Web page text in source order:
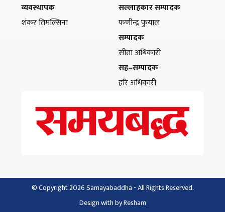
व्यवस्थापक
शंकर तिमल्सिना
सल्लाहकार सम्पादक
फणीन्द्र फुयाल
सम्पादक
सीता अधिकारी
सह–सम्पादक
हरि अधिकारी
© Copyright 2026 Samayabaddha - All Rights Reserved.
Design withbyResham